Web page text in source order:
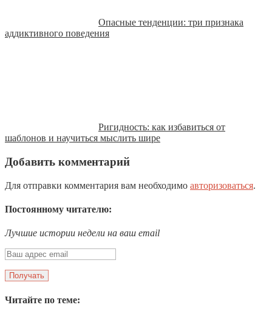
Опасные тенденции: три признака
аддиктивного поведения
Ригидность: как избавиться от
шаблонов и научиться мыслить шире
Добавить комментарий
Для отправки комментария вам необходимо авторизоваться.
Постоянному читателю:
Лучшие истории недели на ваш email
Читайте по теме: